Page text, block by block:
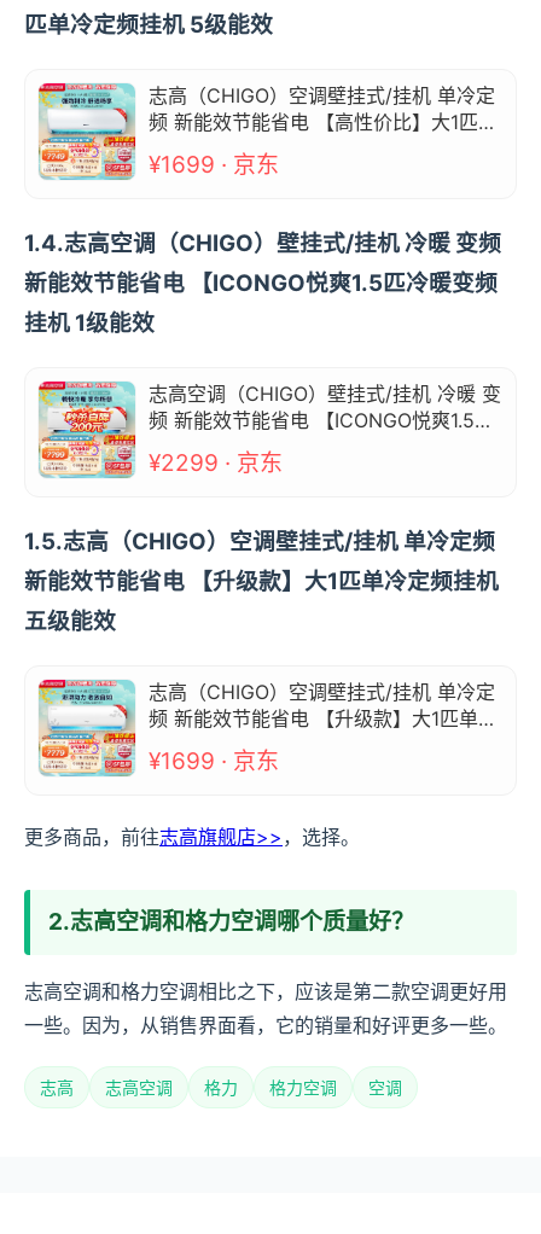
匹单冷定频挂机 5级能效
志高（CHIGO）空调壁挂式/挂机 单冷定
频 新能效节能省电 【高性价比】大1匹单
冷定频挂机 5级能效
¥1699 · 京东
1.4.志高空调（CHIGO）壁挂式/挂机 冷暖 变频
新能效节能省电 【ICONGO悦爽1.5匹冷暖变频
挂机 1级能效
志高空调（CHIGO）壁挂式/挂机 冷暖 变
频 新能效节能省电 【ICONGO悦爽1.5匹
冷暖变频挂机 1级能效
¥2299 · 京东
1.5.志高（CHIGO）空调壁挂式/挂机 单冷定频
新能效节能省电 【升级款】大1匹单冷定频挂机
五级能效
志高（CHIGO）空调壁挂式/挂机 单冷定
频 新能效节能省电 【升级款】大1匹单冷
定频挂机 五级能效
¥1699 · 京东
更多商品，前往志高旗舰店>> ，选择。
2.志高空调和格力空调哪个质量好？
志高空调和格力空调相比之下，应该是第二款空调更好用
一些。因为，从销售界面看，它的销量和好评更多一些。
志高 志高空调 格力 格力空调 空调